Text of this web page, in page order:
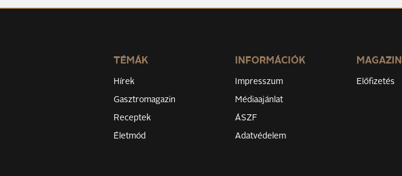
TÉMÁK
Hírek
Gasztromagazin
Receptek
Életmód
INFORMÁCIÓK
Impresszum
Médiaajánlat
ÁSZF
Adatvédelem
MAGAZIN
Előfizetés